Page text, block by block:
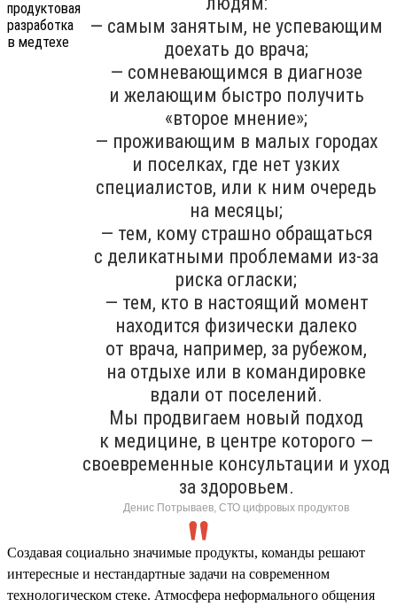
— самым занятым, не успевающим
доехать до врача;
— сомневающимся в диагнозе
и желающим быстро получить
«второе мнение»;
— проживающим в малых городах
и поселках, где нет узких
специалистов, или к ним очередь
на месяцы;
— тем, кому страшно обращаться
с деликатными проблемами из-за
риска огласки;
— тем, кто в настоящий момент
находится физически далеко
от врача, например, за рубежом,
на отдыхе или в командировке
вдали от поселений.
Мы продвигаем новый подход
к медицине, в центре которого —
своевременные консультации и уход
за здоровьем.
Денис Потрываев, СТО цифровых продуктов
Создавая социально значимые продукты, команды решают
интересные и нестандартные задачи на современном
технологическом стеке. Атмосфера неформального общения